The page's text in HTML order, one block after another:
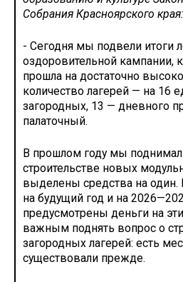
Собрания Красноярского края:
- Сегодня мы подвели итоги
оздоровительной кампании,
прошла на достаточно
количество лагерей — на 16
загородных, 13 — дневного
палаточный.
В прошлом году мы
строительстве новых
выделены средства на
на будущий год и на
предусмотрены деньги на
важным поднять вопрос о
загородных лагерей: есть
существовали прежде.